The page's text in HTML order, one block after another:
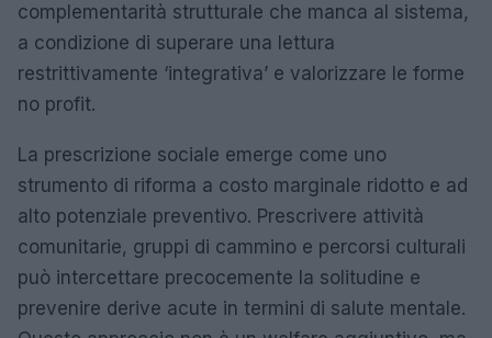
complementarità strutturale che manca al sistema,
a condizione di superare una lettura
restrittivamente ‘integrativa’ e valorizzare le forme
no profit.
La prescrizione sociale emerge come uno
strumento di riforma a costo marginale ridotto e ad
alto potenziale preventivo. Prescrivere attività
comunitarie, gruppi di cammino e percorsi culturali
può intercettare precocemente la solitudine e
prevenire derive acute in termini di salute mentale.